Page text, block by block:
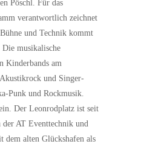
Pöschl. Für das
verantwortlich zeichnet
und Technik kommt
musikalische
Kinderbands am
und Singer-
Punk und Rockmusik.
Der Leonrodplatz ist seit
der AT Eventtechnik und
alten Glückshafen als